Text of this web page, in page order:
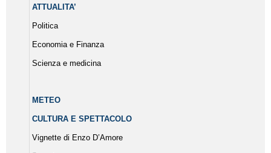
ATTUALITA’
Politica
Economia e Finanza
Scienza e medicina
METEO
CULTURA E SPETTACOLO
Vignette di Enzo D’Amore